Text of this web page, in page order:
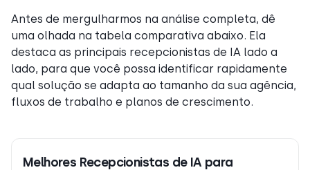
Antes de mergulharmos na análise completa, dê
uma olhada na tabela comparativa abaixo. Ela
destaca as principais recepcionistas de IA lado a
lado, para que você possa identificar rapidamente
qual solução se adapta ao tamanho da sua agência,
fluxos de trabalho e planos de crescimento.
Melhores Recepcionistas de IA para